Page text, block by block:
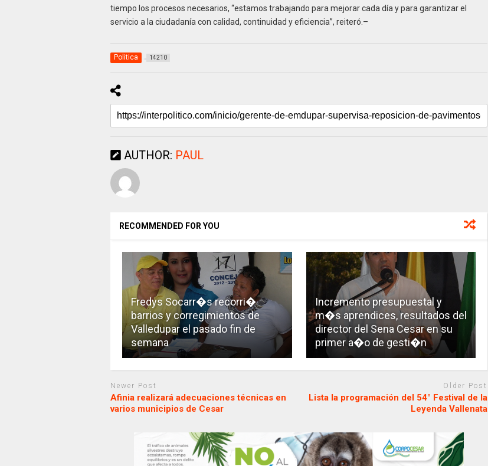
tiempo los procesos necesarios, “estamos trabajando para mejorar cada día y para garantizar el
servicio a la ciudadanía con calidad, continuidad y eficiencia”, reiteró.–
Politica 14210
AUTHOR: PAUL
RECOMMENDED FOR YOU
Fredys Socarr�s recorri�
barrios y corregimientos de
Valledupar el pasado fin de
semana
Incremento presupuestal y
m�s aprendices, resultados del
director del Sena Cesar en su
primer a�o de gesti�n
Newer Post
Afinia realizará adecuaciones técnicas en
varios municipios de Cesar
Older Post
Lista la programación del 54° Festival de la
Leyenda Vallenata